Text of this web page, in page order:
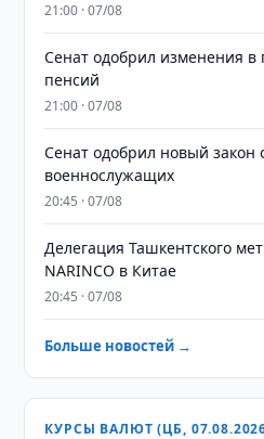
21:00 · 07/08
Сенат одобрил изменения в
пенсий
21:00 · 07/08
Сенат одобрил новый закон
военнослужащих
20:45 · 07/08
Делегация Ташкентского
NARINCO в Китае
20:45 · 07/08
Больше новостей →
КУРСЫ ВАЛЮТ (ЦБ,